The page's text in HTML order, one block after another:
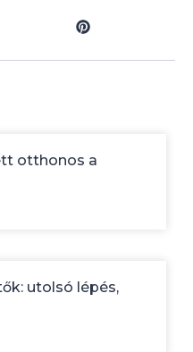
otthonos a
utolsó lépés,